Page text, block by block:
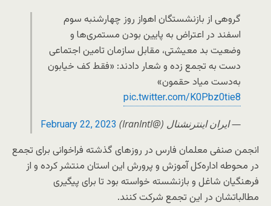
گروهی از بازنشستگان اهواز روز چهارشنبه سوم
اسفند در اعتراض به پایین بودن مستمری‌ها و
وضعیت بد معیشتی، مقابل سازمان تامین اجتماعی
دست به تجمع زده و شعار دادند: «فقط کف خیابون
به‌دست میاد حقمون»
pic.twitter.com/K0Pbz0tie8
— ايران اينترنشنال (@IranIntl)
February 22, 2023
انجمن صنفی معلمان فارس در روزهای گذشته فراخوانی برای تجمع
در محوطه اداره‌کل آموزش و پرورش این استان منتشر کرده و از
فرهنگیان شاغل و بازنشسته خواسته بود تا برای پیگیری
مطالباتشان در این تجمع شرکت کنند.